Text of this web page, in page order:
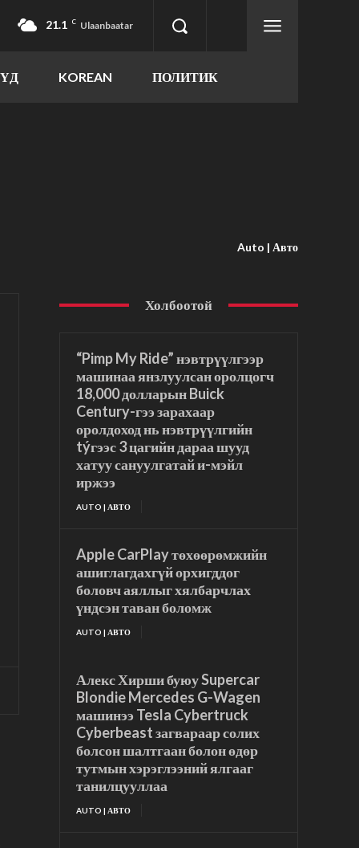
21.1 C Ulaanbaatar
KOREAN ПОЛИТИК
Auto | Авто
Холбоотой
“Pimp My Ride” нэвтрүүлгээр
машинаа янзлуулсан оролцогч
18,000 долларын Buick
Century-гээ зарахаар
оролдоход нь нэвтрүүлгийн
týгээс 3 цагийн дараа шууд
хатуу сануулгатай и-мэйл
иржээ
AUTO | АВТО
Apple CarPlay төхөөрөмжийн
ашиглагдахгүй орхигддог
боловч аяллыг хялбарчлах
үндсэн таван боломж
AUTO | АВТО
Алекс Хирши буюу Supercar
Blondie Mercedes G-Wagen
машинээ Tesla Cybertruck
Cyberbeast загвараар солих
болсон шалтгаан болон өдөр
тутмын хэрэглээний ялгааг
танилцууллаа
AUTO | АВТО